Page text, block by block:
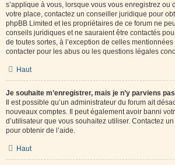
s’applique à vous, lorsque vous vous enregistrez ou
votre place, contactez un conseiller juridique pour
phpBB Limited et les propriétaires de ce forum ne
conseils juridiques et ne sauraient être contactés
de toutes sortes, à l’exception de celles
contacter pour les abus ou les questions légales
Haut
Je souhaite m’enregistrer, mais je n’y parviens
Il est possible qu’un administrateur du forum ait
nouveaux comptes. Il peut également avoir banni
d’utilisateur que vous souhaitez utiliser. Contactez
pour obtenir de l’aide.
Haut